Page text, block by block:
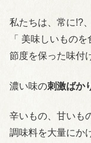
私たちは、常に!?、
「 美味しいもの
節度を保った味付
濃い味の刺激ばか
辛いもの、甘いも
調味料を大量にか